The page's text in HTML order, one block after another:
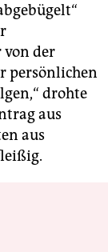
von der
persönlichen
drohte
aus
aus